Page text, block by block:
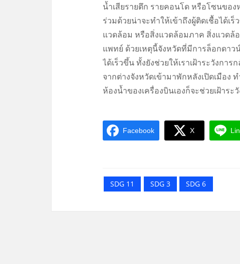
น้ำเสียรายตึก รายคอนโด หรือโซนขอ
ร่วมด้วยน่าจะทำให้เข้าถึงผู้ติดเชื้อได้เ
แวดล้อม หรือสิ่งแวดล้อมภาค สิ่งแวดล้
แพทย์ ด้วยเหตุนี้จังหวัดที่มีการล็อกดาว
ได้เร็วขึ้น ทั้งยังช่วยให้เราเฝ้าระวังก
จากต่างจังหวัดเข้ามาพักหลังเปิดเมือง
ห้องน้ำของเครื่องบินเองก็จะช่วยเฝ้า
Facebook X
SDG 11 SDG 3 SDG 6